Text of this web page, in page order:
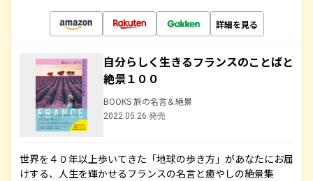
詳細を見る
自分らしく生きるフランスのことばと
絶景１００
BOOKS 旅の名言＆絶景
2022.05.26 発売
世界を４０年以上歩いてきた「地球の歩き方」があなたにお届
けする、人生を輝かせるフランスの名言と癒やしの絶景集